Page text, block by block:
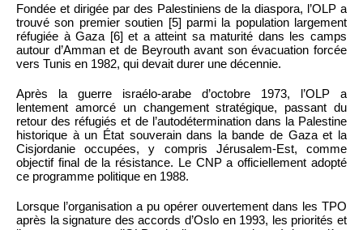
Fondée et dirigée par des Palestiniens de la diaspora, l’OLP a
trouvé son premier soutien [5] parmi la population largement
réfugiée à Gaza [6] et a atteint sa maturité dans les camps
autour d’Amman et de Beyrouth avant son évacuation forcée
vers Tunis en 1982, qui devait durer une décennie.
Après la guerre israélo-arabe d’octobre 1973, l’OLP a
lentement amorcé un changement stratégique, passant du
retour des réfugiés et de l’autodétermination dans la Palestine
historique à un État souverain dans la bande de Gaza et la
Cisjordanie occupées, y compris Jérusalem-Est, comme
objectif final de la résistance. Le CNP a officiellement adopté
ce programme politique en 1988.
Lorsque l’organisation a pu opérer ouvertement dans les TPO
après la signature des accords d’Oslo en 1993, les priorités et